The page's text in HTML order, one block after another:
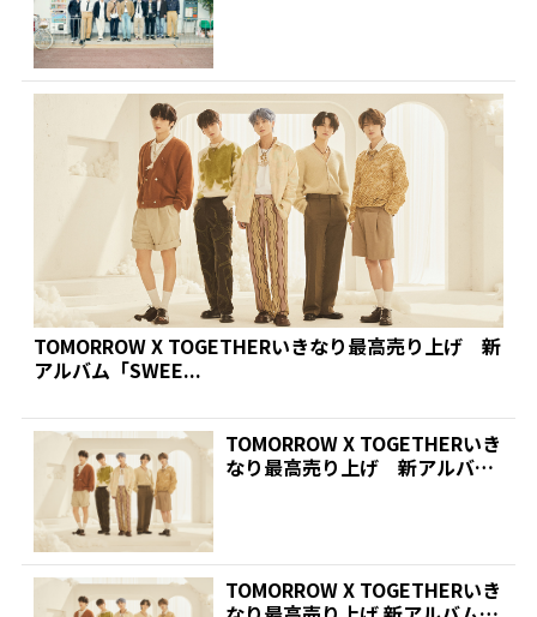
TOMORROW X TOGETHERいきなり最高売り上げ 新
アルバム「SWEE...
TOMORROW X TOGETHERいき
なり最高売り上げ 新アルバム
TOMORROW X TOGETHERいき